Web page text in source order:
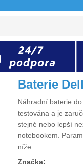
Baterie
Náhradní baterie
testována a je
stejné nebo lepší
notebookem.
níže.
Značka: